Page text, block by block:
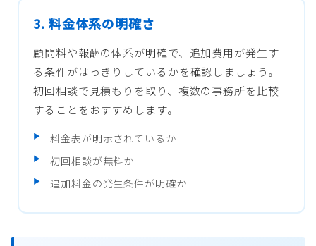
3. 料金体系の明確さ
顧問料や報酬の体系が明確で、追加費用が発生す
る条件がはっきりしているかを確認しましょう。
初回相談で見積もりを取り、複数の事務所を比較
することをおすすめします。
料金表が明示されているか
初回相談が無料か
追加料金の発生条件が明確か